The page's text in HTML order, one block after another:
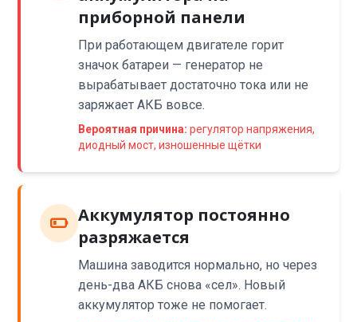
приборной панели
При работающем двигателе горит
значок батареи — генератор не
вырабатывает достаточно тока или не
заряжает АКБ вовсе.
Вероятная причина: регулятор напряжения,
диодный мост, изношенные щётки
Аккумулятор постоянно
разряжается
Машина заводится нормально, но через
день-два АКБ снова «сел». Новый
аккумулятор тоже не помогает.